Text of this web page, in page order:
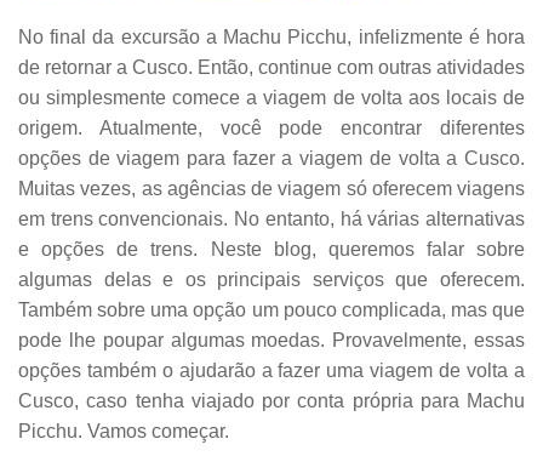
No final da excursão a Machu Picchu, infelizmente é hora
de retornar a Cusco. Então, continue com outras atividades
ou simplesmente comece a viagem de volta aos locais de
origem. Atualmente, você pode encontrar diferentes
opções de viagem para fazer a viagem de volta a Cusco.
Muitas vezes, as agências de viagem só oferecem viagens
em trens convencionais. No entanto, há várias alternativas
e opções de trens. Neste blog, queremos falar sobre
algumas delas e os principais serviços que oferecem.
Também sobre uma opção um pouco complicada, mas que
pode lhe poupar algumas moedas. Provavelmente, essas
opções também o ajudarão a fazer uma viagem de volta a
Cusco, caso tenha viajado por conta própria para Machu
Picchu. Vamos começar.